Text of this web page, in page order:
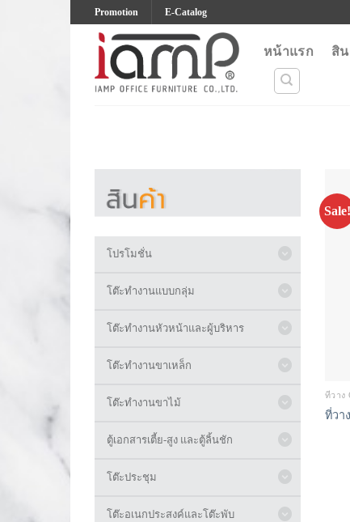
content
Promotion E-Catalog
หน้าแรก สิ
โปรโมชั่น
โต๊ะทำงานแบบกลุ่ม
โต๊ะทำงานหัวหน้าและผู้บริหาร
โต๊ะทำงานขาเหล็ก
โต๊ะทำงานขาไม้
ตู้เอกสารเตี้ย-สูง และตู้ลิ้นชัก
โต๊ะประชุม
โต๊ะอเนกประสงค์และโต๊ะพับ
Sale!
ที่วาง
ที่วา